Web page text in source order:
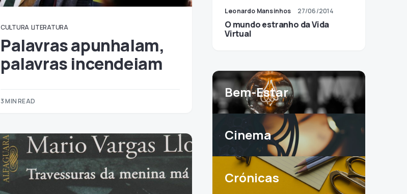
CULTURA LITERATURA
Palavras apunhalam,
palavras incendeiam
3 MIN READ
Leonardo Mansinhos 27/06/2014
O mundo estranho da Vida
Virtual
Bem-Estar
Cinema
Crónicas